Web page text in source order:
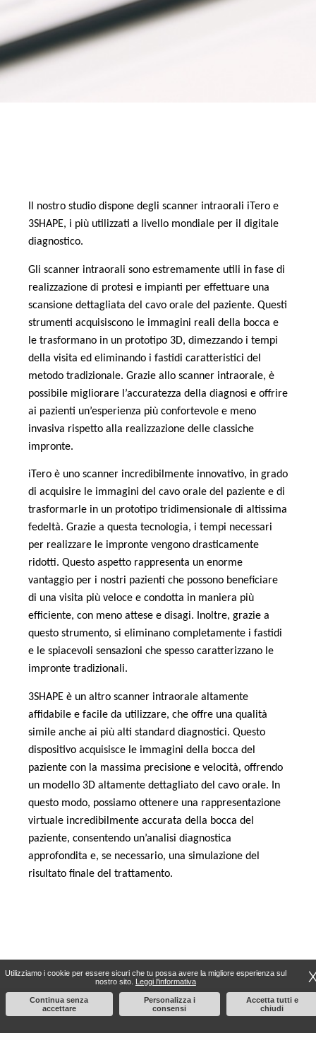
Il nostro studio dispone degli scanner intraorali iTero e
3SHAPE, i più utilizzati a livello mondiale per il digitale
diagnostico.
Gli scanner intraorali sono estremamente utili in fase di
realizzazione di protesi e impianti per effettuare una
scansione dettagliata del cavo orale del paziente. Questi
strumenti acquisiscono le immagini reali della bocca e
le trasformano in un prototipo 3D, dimezzando i tempi
della visita ed eliminando i fastidi caratteristici del
metodo tradizionale. Grazie allo scanner intraorale, è
possibile migliorare l’accuratezza della diagnosi e offrire
ai pazienti un’esperienza più confortevole e meno
invasiva rispetto alla realizzazione delle classiche
impronte.
iTero è uno scanner incredibilmente innovativo, in grado
di acquisire le immagini del cavo orale del paziente e di
trasformarle in un prototipo tridimensionale di altissima
fedeltà. Grazie a questa tecnologia, i tempi necessari
per realizzare le impronte vengono drasticamente
ridotti. Questo aspetto rappresenta un enorme
vantaggio per i nostri pazienti che possono beneficiare
di una visita più veloce e condotta in maniera più
efficiente, con meno attese e disagi. Inoltre, grazie a
questo strumento, si eliminano completamente i fastidi
e le spiacevoli sensazioni che spesso caratterizzano le
impronte tradizionali.
3SHAPE è un altro scanner intraorale altamente
affidabile e facile da utilizzare, che offre una qualità
simile anche ai più alti standard diagnostici. Questo
dispositivo acquisisce le immagini della bocca del
paziente con la massima precisione e velocità, offrendo
un modello 3D altamente dettagliato del cavo orale. In
questo modo, possiamo ottenere una rappresentazione
virtuale incredibilmente accurata della bocca del
paziente, consentendo un’analisi diagnostica
approfondita e, se necessario, una simulazione del
risultato finale del trattamento.
Utilizziamo i cookie per essere sicuri che tu possa avere la migliore esperienza sul
nostro sito. Leggi l'informativa
Continua senza
accettare
Personalizza i
consensi
Accetta tutti e
chiudi